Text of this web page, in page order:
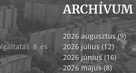
8 és
ARCHÍVUM
2026 augusztus (9)
2026 július (12)
2026 június (16)
2026 május (8)